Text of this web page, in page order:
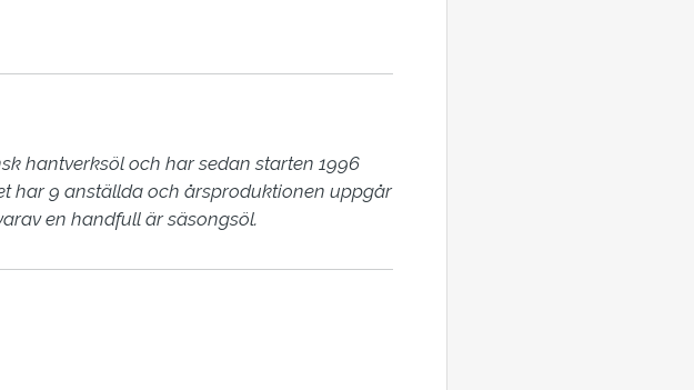
hantverksöl och har sedan starten 1996
har 9 anställda och årsproduktionen uppgår
en handfull är säsongsöl.